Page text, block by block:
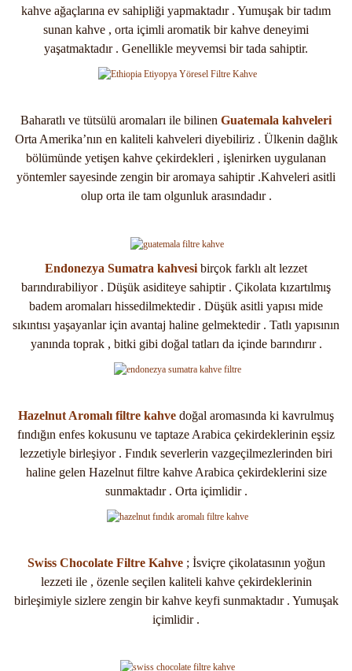
kahve ağaçlarına ev sahipliği yapmaktadır . Yumuşak bir tadım
sunan kahve , orta içimli aromatik bir kahve deneyimi
yaşatmaktadır . Genellikle meyvemsi bir tada sahiptir.
Baharatlı ve tütsülü aromaları ile bilinen Guatemala kahveleri
Orta Amerika’nın en kaliteli kahveleri diyebiliriz . Ülkenin dağlık
bölümünde yetişen kahve çekirdekleri , işlenirken uygulanan
yöntemler sayesinde zengin bir aromaya sahiptir .Kahveleri asitli
olup orta ile tam olgunluk arasındadır .
Endonezya Sumatra kahvesi birçok farklı alt lezzet
barındırabiliyor . Düşük asiditeye sahiptir . Çikolata kızartılmış
badem aromaları hissedilmektedir . Düşük asitli yapısı mide
sıkıntısı yaşayanlar için avantaj haline gelmektedir . Tatlı yapısının
yanında toprak , bitki gibi doğal tatları da içinde barındırır .
Hazelnut Aromalı filtre kahve doğal aromasında ki kavrulmuş
fındığın enfes kokusunu ve taptaze Arabica çekirdeklerinin eşsiz
lezzetiyle birleşiyor . Fındık severlerin vazgeçilmezlerinden biri
haline gelen Hazelnut filtre kahve Arabica çekirdeklerini size
sunmaktadır . Orta içimlidir .
Swiss Chocolate Filtre Kahve; İsviçre çikolatasının yoğun
lezzeti ile , özenle seçilen kaliteli kahve çekirdeklerinin
birleşimiyle sizlere zengin bir kahve keyfi sunmaktadır . Yumuşak
içimlidir .